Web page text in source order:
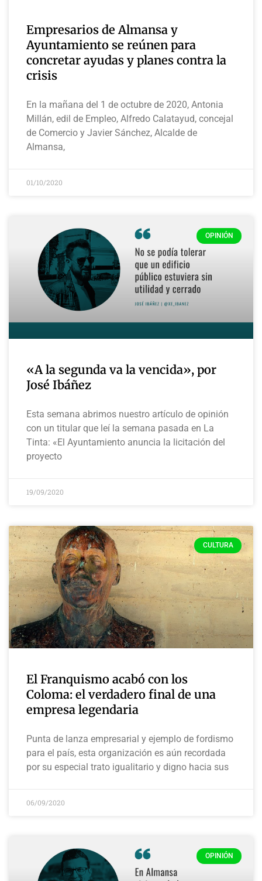
Empresarios de Almansa y
Ayuntamiento se reúnen para
concretar ayudas y planes contra la
crisis
En la mañana del 1 de octubre de 2020, Antonia
Millán, edil de Empleo, Alfredo Calatayud, concejal
de Comercio y Javier Sánchez, Alcalde de
Almansa,
01/10/2020
OPINIÓN
«A la segunda va la vencida», por
José Ibáñez
Esta semana abrimos nuestro artículo de opinión
con un titular que leí la semana pasada en La
Tinta: «El Ayuntamiento anuncia la licitación del
proyecto
19/09/2020
CULTURA
El Franquismo acabó con los
Coloma: el verdadero final de una
empresa legendaria
Punta de lanza empresarial y ejemplo de fordismo
para el país, esta organización es aún recordada
por su especial trato igualitario y digno hacia sus
06/09/2020
OPINIÓN